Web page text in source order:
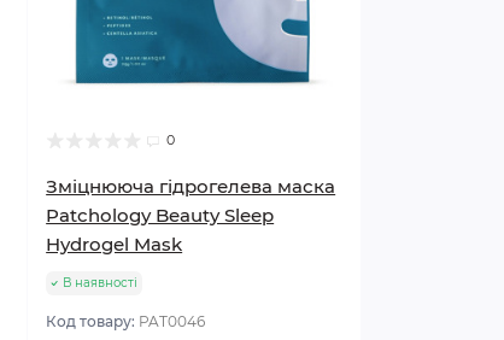
0
Зміцнююча гідрогелева маска
Patchology Beauty Sleep
Hydrogel Mask
В наявності
Код товару: PAT0046